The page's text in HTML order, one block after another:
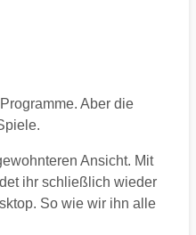
Aber die
Ansicht. Mit
ihr schließlich wieder
So wie wir ihn alle